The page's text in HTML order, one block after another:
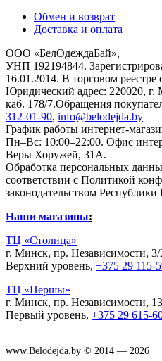
Обмен и возврат
Доставка и оплата
ООО «БелОдеждаБай»,
УНП 192194844.
16.01.2014. В торговом
Юридический адрес: 220020,
каб. 178/7.Обращения
312-01-90, info@belodejda.by
График работы интернет-
Пн–Вс: 10:00–22:00. Офис
Веры Хоружей, 31А.
Обработка персональных
соответствии с Политикой
законодательством Республики
Наши магазины:
ТЦ «Столица»
г. Минск, пр. Независимости, 3/
Верхний уровень, +375 29 115-
ТЦ «Першы»
г. Минск, пр. Независимости,
Первый уровень, +375 29 615-
www.Belodejda.by © 2014 — 2026